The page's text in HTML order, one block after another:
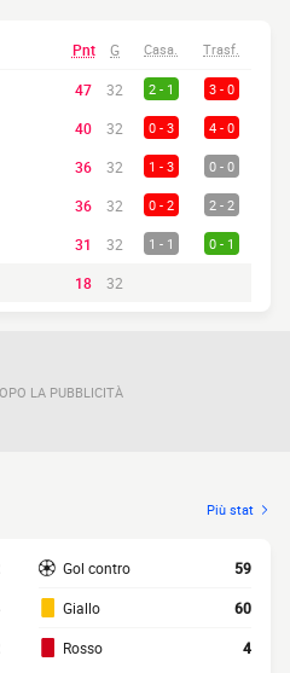
Pnt G Casa. Trasf.
47 32 2 - 1 3 - 0
40 32 0 - 3 4 - 0
36 32 1 - 3 0 - 0
36 32 0 - 2 2 - 2
31 32 1 - 1 0 - 1
18 32
LA PUBBLICITÀ
Più stat
Gol contro 59
Giallo 60
Rosso 4